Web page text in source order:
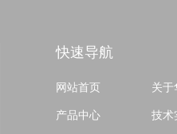
快速导航
网站首页 关于
产品中心 技术